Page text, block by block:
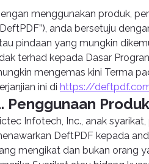
menggunakan produk,
anda bersetuju
pindaan yang mungkin
terhad kepada Dasar
mengemas kini Terma
ini di https://
Penggunaan Produk
Infotech, Inc., anak
DeftPDF kepada
mengikat dan bukan orang